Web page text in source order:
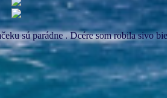
sú parádne . Dcére som robila sivo